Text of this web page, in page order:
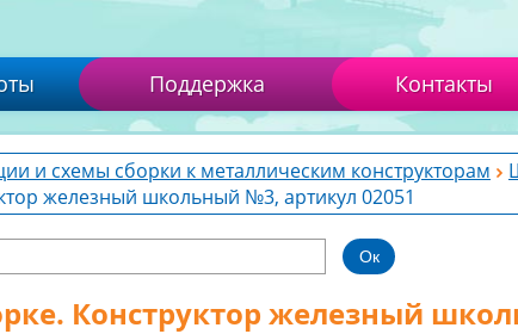
Поддержка Контакты
и схемы сборки к металлическим конструкторам
железный школьный №3, артикул 02051
Конструктор железный